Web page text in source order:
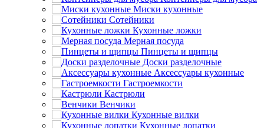
Миски кухонные
Сотейники
Кухонные ложки
Мерная посуда
Пинцеты и щипцы
Доски разделочные
Аксессуары кухонные
Гастроемкости
Кастрюли
Венчики
Кухонные вилки
Кухонные лопатки